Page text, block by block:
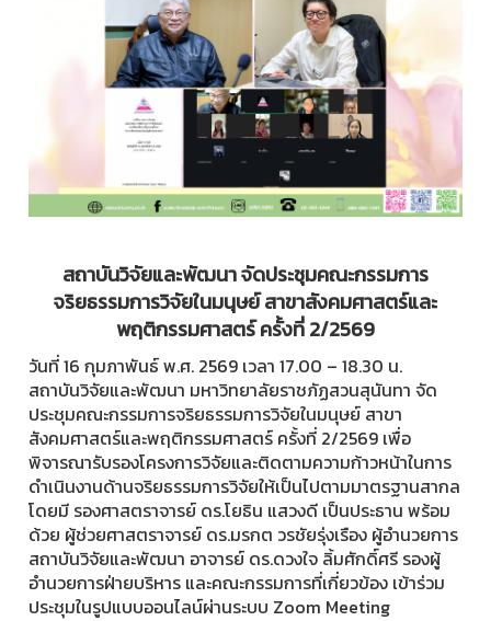
สถาบันวิจัยและพัฒนา จัดประชุมคณะกรรมการ
จริยธรรมการวิจัยในมนุษย์ สาขาสังคมศาสตร์และ
พฤติกรรมศาสตร์ ครั้งที่ 2/2569
วันที่ 16 กุมภาพันธ์ พ.ศ. 2569 เวลา 17.00 – 18.30 น.
สถาบันวิจัยและพัฒนา มหาวิทยาลัยราชภัฏสวนสุนันทา จัด
ประชุมคณะกรรมการจริยธรรมการวิจัยในมนุษย์ สาขา
สังคมศาสตร์และพฤติกรรมศาสตร์ ครั้งที่ 2/2569 เพื่อ
พิจารณารับรองโครงการวิจัยและติดตามความก้าวหน้าในการ
ดำเนินงานด้านจริยธรรมการวิจัยให้เป็นไปตามมาตรฐานสากล
โดยมี รองศาสตราจารย์ ดร.โยธิน แสวงดี เป็นประธาน พร้อม
ด้วย ผู้ช่วยศาสตราจารย์ ดร.มรกต วรชัยรุ่งเรือง ผู้อำนวยการ
สถาบันวิจัยและพัฒนา อาจารย์ ดร.ดวงใจ ลิ้มศักดิ์ศรี รองผู้
อำนวยการฝ่ายบริหาร และคณะกรรมการที่เกี่ยวข้อง เข้าร่วม
ประชุมในรูปแบบออนไลน์ผ่านระบบ Zoom Meeting